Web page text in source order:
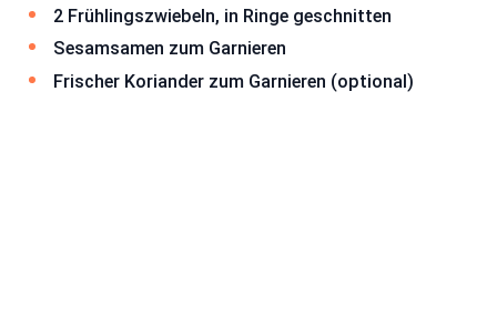
2 Frühlingszwiebeln, in Ringe geschnitten
Sesamsamen zum Garnieren
Frischer Koriander zum Garnieren (optional)